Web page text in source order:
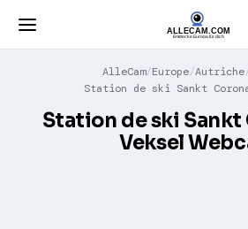
AlleCam Europe Autriche
Station de ski Sankt
Station de ski Sankt
Veksel